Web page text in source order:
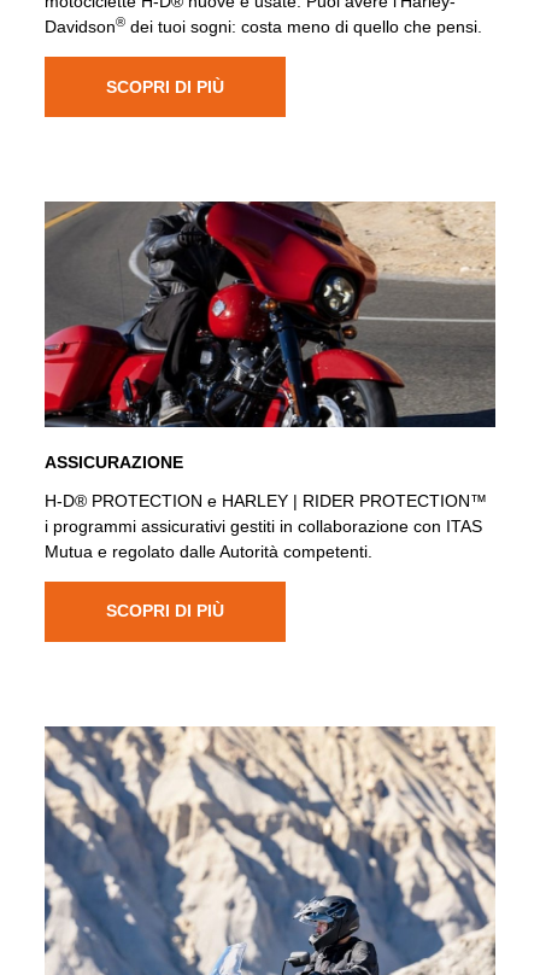
Davidson® dei tuoi sogni: costa meno di quello che pensi.
SCOPRI DI PIÙ
ASSICURAZIONE
H-D® PROTECTION e HARLEY | RIDER PROTECTION™
i programmi assicurativi gestiti in collaborazione con ITAS
Mutua e regolato dalle Autorità competenti.
SCOPRI DI PIÙ